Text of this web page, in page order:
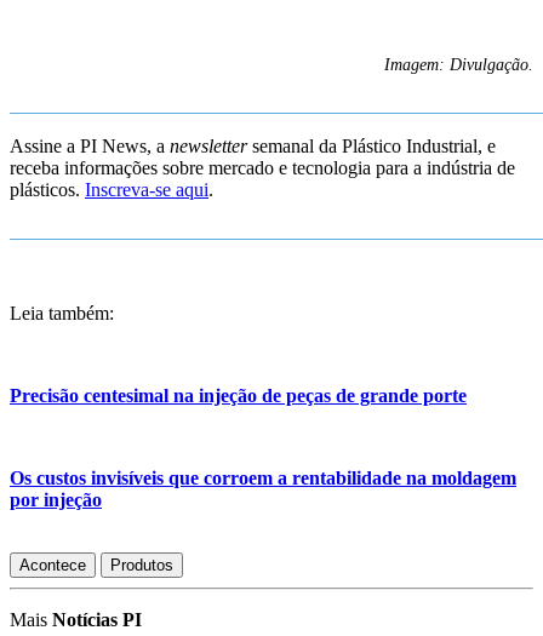
Imagem: Divulgação.
Assine a PI News, a newslettersemanal da Plástico Industrial, e
receba informações sobre mercado e tecnologia para a indústria de
plásticos. Inscreva-se aqui.
Leia também:
Precisão centesimal na injeção de peças de grande porte
Os custos invisíveis que corroem a rentabilidade na moldagem
por injeção
Acontece Produtos
Mais Notícias PI